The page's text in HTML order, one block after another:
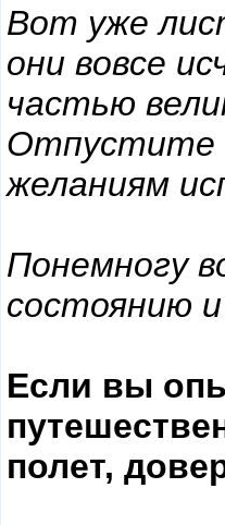
Вот уже
они вовсе
частью
Отпустите
желаниям
Понемногу
состоянию
Если вы
полет,